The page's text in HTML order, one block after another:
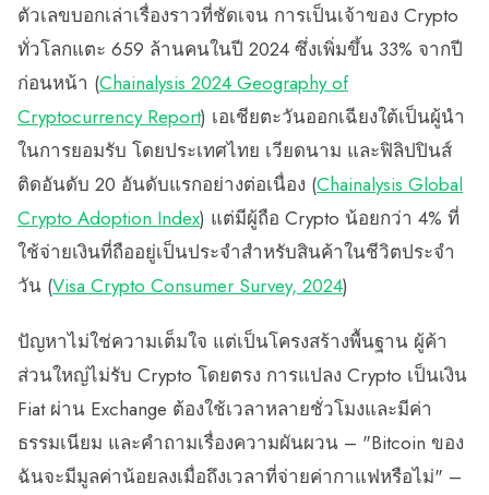
ตัวเลขบอกเล่าเรื่องราวที่ชัดเจน การเป็นเจ้าของ Crypto
ทั่วโลกแตะ 659 ล้านคนในปี 2024 ซึ่งเพิ่มขึ้น 33% จากปี
ก่อนหน้า (Chainalysis 2024 Geography of
Cryptocurrency Report) เอเชียตะวันออกเฉียงใต้เป็นผู้นำ
ในการยอมรับ โดยประเทศไทย เวียดนาม และฟิลิปปินส์
ติดอันดับ 20 อันดับแรกอย่างต่อเนื่อง (Chainalysis Global
Crypto Adoption Index) แต่มีผู้ถือ Crypto น้อยกว่า 4% ที่
ใช้จ่ายเงินที่ถืออยู่เป็นประจำสำหรับสินค้าในชีวิตประจำ
วัน (Visa Crypto Consumer Survey, 2024)
ปัญหาไม่ใช่ความเต็มใจ แต่เป็นโครงสร้างพื้นฐาน ผู้ค้า
ส่วนใหญ่ไม่รับ Crypto โดยตรง การแปลง Crypto เป็นเงิน
Fiat ผ่าน Exchange ต้องใช้เวลาหลายชั่วโมงและมีค่า
ธรรมเนียม และคำถามเรื่องความผันผวน – "Bitcoin ของ
ฉันจะมีมูลค่าน้อยลงเมื่อถึงเวลาที่จ่ายค่ากาแฟหรือไม่" –